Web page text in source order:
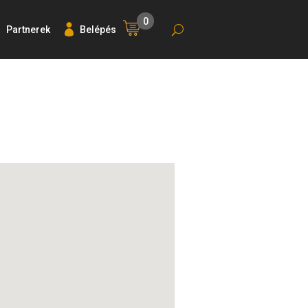
Partnerek Belépés
0